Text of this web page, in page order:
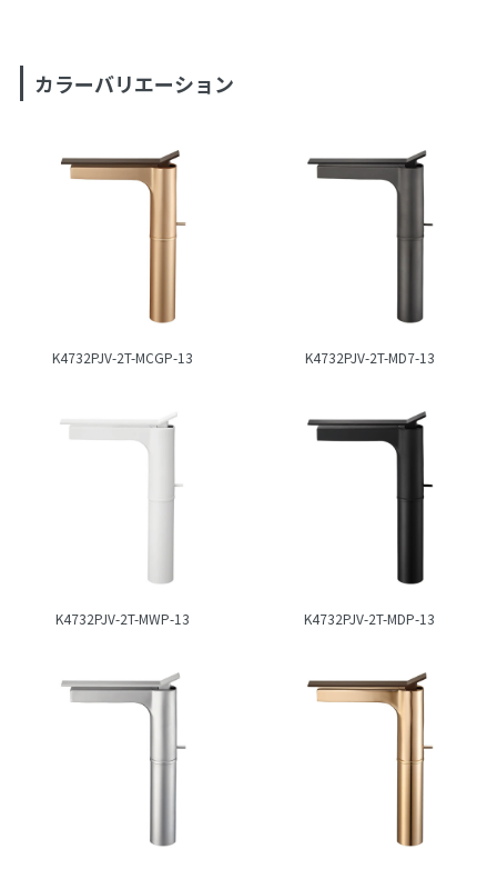
カラーバリエーション
K4732PJV-2T-MCGP-13 K4732PJV-2T-MD7-13
K4732PJV-2T-MWP-13 K4732PJV-2T-MDP-13